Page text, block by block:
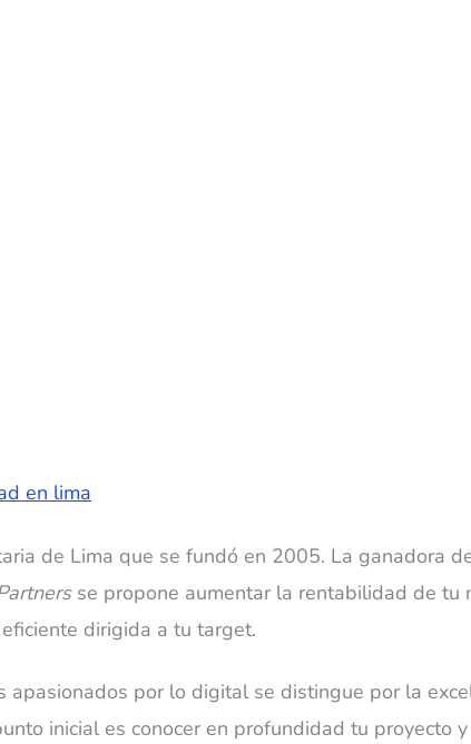
de Lima que se fundó en 2005. La ganadora
se propone aumentar la rentabilidad de tu
dirigida a tu target.
por lo digital se distingue por la
inicial es conocer en profundidad tu proyecto